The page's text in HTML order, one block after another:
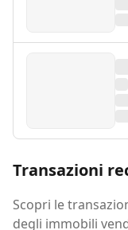
Transazioni
Scopri le
degli immobili